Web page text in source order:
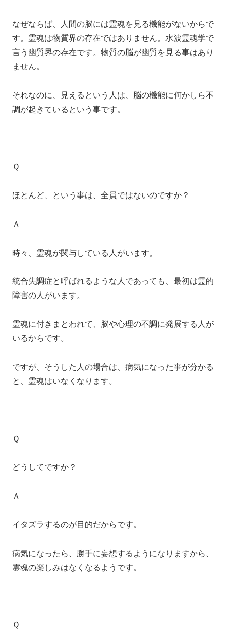
なぜならば、人間の脳には霊魂を見る機能がないからで
す。霊魂は物質界の存在ではありません。水波霊魂学で
言う幽質界の存在です。物質の脳が幽質を見る事はあり
ません。
それなのに、見えるという人は、脳の機能に何かしら不
調が起きているという事です。
Ｑ
ほとんど、という事は、全員ではないのですか？
Ａ
時々、霊魂が関与している人がいます。
統合失調症と呼ばれるような人であっても、最初は霊的
障害の人がいます。
霊魂に付きまとわれて、脳や心理の不調に発展する人が
いるからです。
ですが、そうした人の場合は、病気になった事が分かる
と、霊魂はいなくなります。
Ｑ
どうしてですか？
Ａ
イタズラするのが目的だからです。
病気になったら、勝手に妄想するようになりますから、
霊魂の楽しみはなくなるようです。
Ｑ